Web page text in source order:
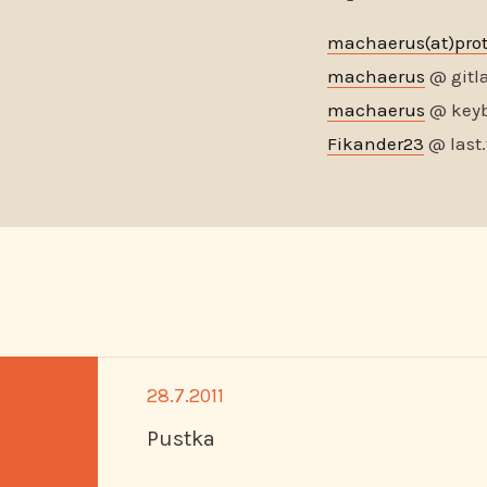
machaerus @
machaerus @
Fikander23 @
28.7.2011
Pustka